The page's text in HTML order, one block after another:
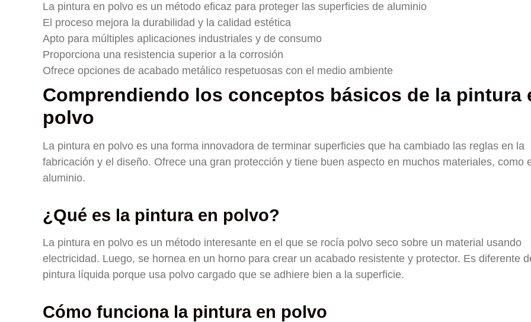
La pintura en polvo es un método eficaz para proteger las superficies de aluminio
El proceso mejora la durabilidad y la calidad estética
Apto para múltiples aplicaciones industriales y de consumo
Proporciona una resistencia superior a la corrosión
Ofrece opciones de acabado metálico respetuosas con el medio ambiente
Comprendiendo los conceptos básicos de la pintura
polvo
La pintura en polvo es una forma innovadora de terminar superficies que ha cambiado las reglas en la
fabricación y el diseño. Ofrece una gran protección y tiene buen aspecto en muchos materiales, como
aluminio.
¿Qué es la pintura en polvo?
La pintura en polvo es un método interesante en el que se rocía polvo seco sobre un material usando
electricidad. Luego, se hornea en un horno para crear un acabado resistente y protector. Es diferente
pintura líquida porque usa polvo cargado que se adhiere bien a la superficie.
Cómo funciona la pintura en polvo